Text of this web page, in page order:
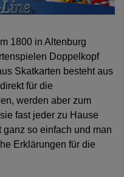
1800 in Altenburg
Doppelkopf
Skatkarten besteht aus
für die
werden aber zum
fast jeder zu Hause
so einfach und man
Erklärungen für die